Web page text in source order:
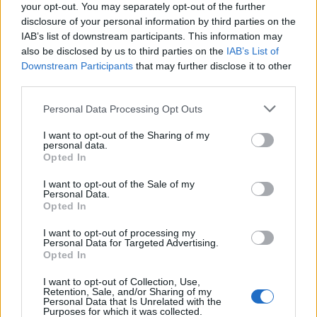
your opt-out. You may separately opt-out of the further
disclosure of your personal information by third parties on the
IAB’s list of downstream participants. This information may
also be disclosed by us to third parties on the IAB’s List of
Downstream Participants that may further disclose it to other
Personal Data Processing Opt Outs
I want to opt-out of the Sharing of my
personal data.
Opted In
I want to opt-out of the Sale of my
Personal Data.
Opted In
I want to opt-out of processing my
Personal Data for Targeted Advertising.
Opted In
I want to opt-out of Collection, Use,
Retention, Sale, and/or Sharing of my
Personal Data that Is Unrelated with the
Purposes for which it was collected.
automjeteve; një tjetër
kapet me armë pa leje dhe
kokainë
territoriale: PS fokusohet
vetëm te numri i bashkive
Përplasje mes të
burgosurve në burgun e
dërgohen në spital
Pavlin Luli kundër
votën për Ramën, na
Rama anulon vendimin
Bilanci i zjarreve në vend: